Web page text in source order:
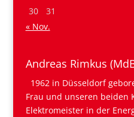
30
31
« Nov.
Andreas Rimkus
1962 in Düsseldorf
Frau und unseren beiden
Elektromeister in der